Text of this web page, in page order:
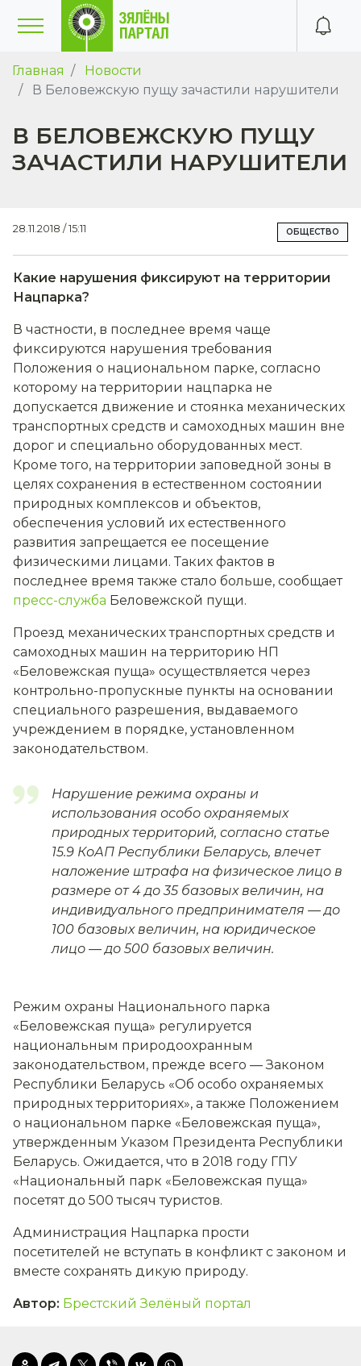
Главная
Новости
В Беловежскую пущу зачастили нарушители
В БЕЛОВЕЖСКУЮ ПУЩУ
ЗАЧАСТИЛИ НАРУШИТЕЛИ
28.11.2018 / 15:11 ОБЩЕСТВО
Какие нарушения фиксируют на территории
Нацпарка?
В частности, в последнее время чаще
фиксируются нарушения требования
Положения о национальном парке, согласно
которому на территории нацпарка не
допускается движение и стоянка механических
транспортных средств и самоходных машин вне
дорог и специально оборудованных мест.
Кроме того, на территории заповедной зоны в
целях сохранения в естественном состоянии
природных комплексов и объектов,
обеспечения условий их естественного
развития запрещается ее посещение
физическими лицами. Таких фактов в
последнее время также стало больше, сообщает
пресс-служба Беловежской пущи.
Проезд механических транспортных средств и
самоходных машин на территорию НП
«Беловежская пуща» осуществляется через
контрольно-пропускные пункты на основании
специального разрешения, выдаваемого
учреждением в порядке, установленном
законодательством.
Нарушение режима охраны и
использования особо охраняемых
природных территорий, согласно статье
15.9 КоАП Республики Беларусь, влечет
наложение штрафа на физическое лицо в
размере от 4 до 35 базовых величин, на
индивидуального предпринимателя — до
100 базовых величин, на юридическое
лицо — до 500 базовых величин.
Режим охраны Национального парка
«Беловежская пуща» регулируется
национальным природоохранным
законодательством, прежде всего — Законом
Республики Беларусь «Об особо охраняемых
природных территориях», а также Положением
о национальном парке «Беловежская пуща»,
утвержденным Указом Президента Республики
Беларусь. Ожидается, что в 2018 году ГПУ
«Национальный парк «Беловежская пуща»
посетят до 500 тысяч туристов.
Администрация Нацпарка прости
посетителей не вступать в конфликт с законом и
вместе сохранять дикую природу.
Автор: Брестский Зелёный портал